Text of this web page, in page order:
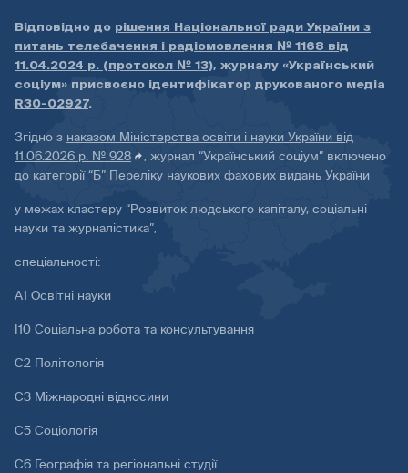
Відповідно до рішення Національної ради України з
питань телебачення і радіомовлення № 1168 від
11.04.2024 р. (протокол № 13), журналу «Український
соціум» присвоєно ідентифікатор друкованого медіа
R30-02927.
Згідно з наказом Міністерства освіти і науки України від
11.06.2026 р. № 928
, журнал “Український соціум” включено
до категорії “Б” Переліку наукових фахових видань України
у межах кластеру “Розвиток людського капіталу, соціальні
науки та журналістика”,
спеціальності:
А1 Освітні науки
І10 Соціальна робота та консультування
С2 Політологія
С3 Міжнародні відносини
С5 Соціологія
С6 Географія та регіональні студії